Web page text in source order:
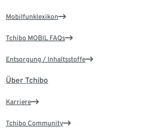
Mobilfunklexikon
Tchibo MOBIL FAQs
Entsorgung / Inhaltsstoffe
Über Tchibo
Karriere
Tchibo Community